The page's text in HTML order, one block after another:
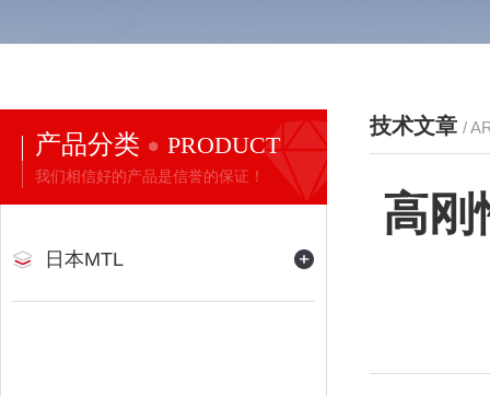
产品分类 PRODUCT
我们相信好的产品是信誉的保证！
日本MTL
技术文章 /
高刚